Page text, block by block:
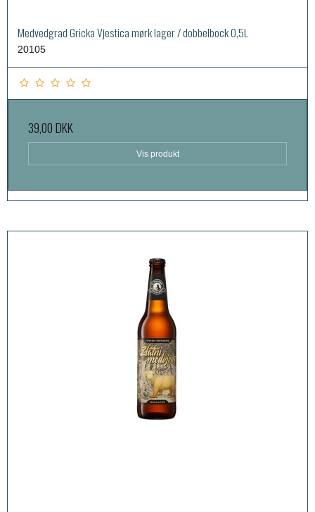
Medvedgrad Gricka Vjestica mørk lager / dobbelbock 0,5L
20105
39,00 DKK
Vis produkt